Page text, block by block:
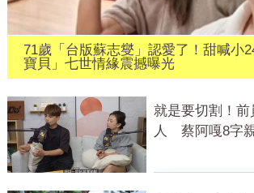
71歲「台版蘇志燮」認愛了！甜喊小
寶貝」七世情緣震撼曝光
就是要切割！
人 蔡阿嘎8字